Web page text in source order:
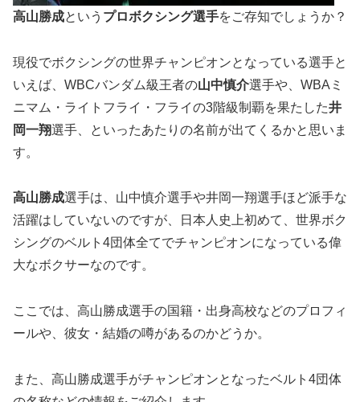
高山勝成という プロボクシング選手をご存知でしょうか？
現役でボクシングの世界チャンピオンとなっている選手と
いえば、WBCバンダム級王者の山中慎介選手や、WBAミ
ニマム・ライトフライ・フライの3階級制覇を果たした井
岡一翔選手、といったあたりの名前が出てくるかと思いま
す。
高山勝成選手は、山中慎介選手や井岡一翔選手ほど派手な
活躍はしていないのですが、
日本人史上初めて
、世界ボク
シングのベルト 4団体全てでチャンピオンになっている偉
大なボクサーなのです。
ここでは、高山勝成選手の国籍・出身高校などのプロフィ
ールや、彼女・結婚の噂があるのかどうか。
また、高山勝成選手がチャンピオンとなったベルト4団体